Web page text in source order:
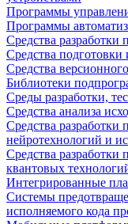
Программы
Программы
Средства разработки
Средства подготовки
Средства
Библиотеки
Среды разработки,
Средства анализа
Средства разработки
нейротехнологий и
Средства разработки
квантовых
Интегрированные
Системы
исполняемого кода